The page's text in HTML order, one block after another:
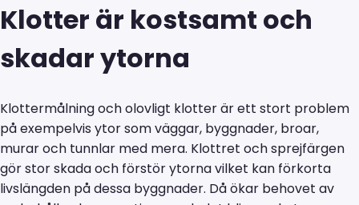
Klotter är kostsamt och
skadar ytorna
Klottermålning och olovligt klotter är ett stort problem
på exempelvis ytor som väggar, byggnader, broar,
murar och tunnlar med mera. Klottret och sprejfärgen
gör stor skada och förstör ytorna vilket kan förkorta
livslängden på dessa byggnader. Då ökar behovet av